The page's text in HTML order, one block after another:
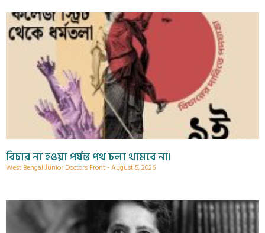
বিচার না হওয়া পর্যন্ত পথ চলা থামবে না।
West Bengal Junior Doctors Front August 5, 2026